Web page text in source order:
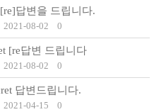
[re]답변을 드립니다.
2021-08-02 0
[re답변 드립니다
2021-08-02 0
답변드립니다.
2021-04-15 0